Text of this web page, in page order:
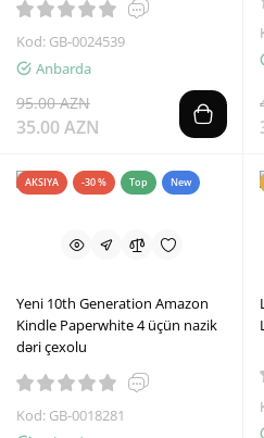
Kod: GB-0024539
Anbarda
95.00 AZN
35.00 AZN
AKSIYA -30 % Top New
Yeni 10th Generation Amazon
Kindle Paperwhite 4 üçün nazik
dəri çexolu
Kod: GB-0018281